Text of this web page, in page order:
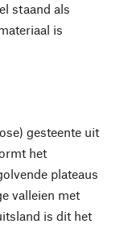
staand als
is
gesteente uit
het
plateaus
valleien met
is dit het